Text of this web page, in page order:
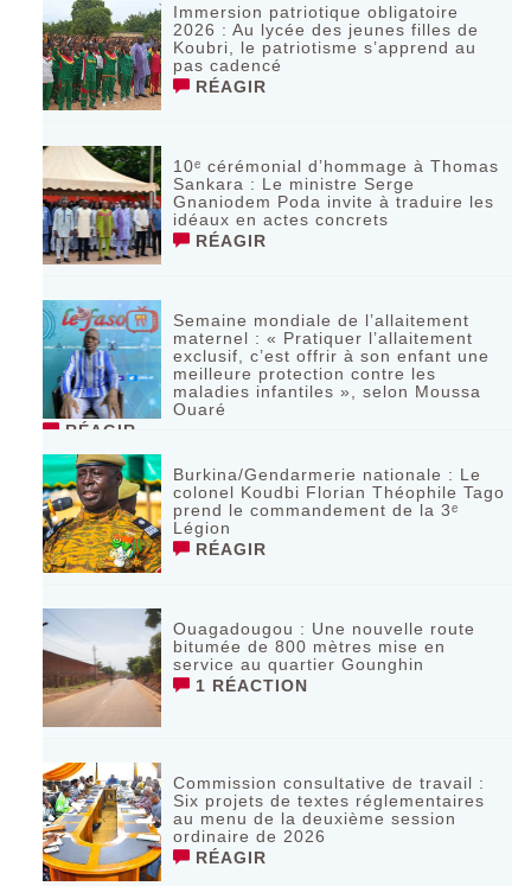
Immersion patriotique obligatoire
2026 : Au lycée des jeunes filles de
Koubri, le patriotisme s’apprend au
pas cadencé
RÉAGIR
10ᵉ cérémonial d’hommage à Thomas
Sankara : Le ministre Serge
Gnaniodem Poda invite à traduire les
idéaux en actes concrets
RÉAGIR
Semaine mondiale de l’allaitement
maternel : « Pratiquer l’allaitement
exclusif, c’est offrir à son enfant une
meilleure protection contre les
maladies infantiles », selon Moussa
Ouaré
RÉAGIR
Burkina/Gendarmerie nationale : Le
colonel Koudbi Florian Théophile Tago
prend le commandement de la 3ᵉ
Légion
RÉAGIR
Ouagadougou : Une nouvelle route
bitumée de 800 mètres mise en
service au quartier Gounghin
1 RÉACTION
Commission consultative de travail :
Six projets de textes réglementaires
au menu de la deuxième session
ordinaire de 2026
RÉAGIR